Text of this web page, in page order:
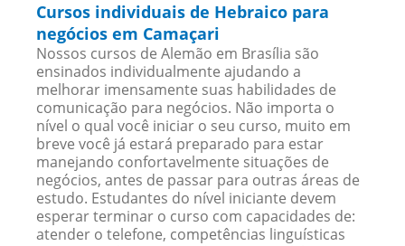
Cursos individuais de Hebraico para
negócios em Camaçari
Nossos cursos de Alemão em Brasília são
ensinados individualmente ajudando a
melhorar imensamente suas habilidades de
comunicação para negócios. Não importa o
nível o qual você iniciar o seu curso, muito em
breve você já estará preparado para estar
manejando confortavelmente situações de
negócios, antes de passar para outras áreas de
estudo. Estudantes do nível iniciante devem
esperar terminar o curso com capacidades de:
atender o telefone, competências linguísticas